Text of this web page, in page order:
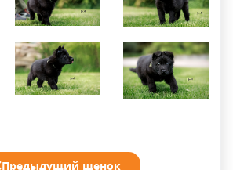
Предыдущий щенок